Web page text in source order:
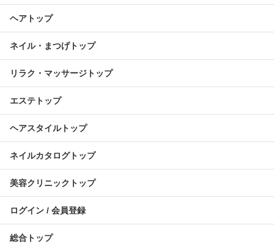
ヘアトップ
ネイル・まつげトップ
リラク・マッサージトップ
エステトップ
ヘアスタイルトップ
ネイルカタログトップ
美容クリニックトップ
ログイン / 会員登録
総合トップ